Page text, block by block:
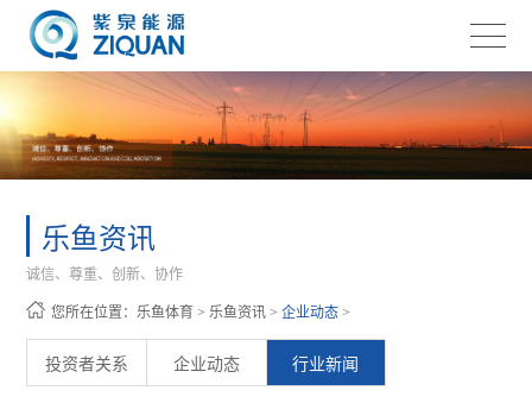
乐鱼资讯
诚信、尊重、创新、协作
您所在位置：乐鱼体育 >乐鱼资讯 >企业动态 >
投资者关系 企业动态 行业新闻